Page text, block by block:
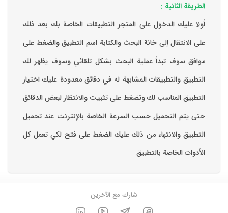
الطريقة الثانية :
‏أولا عليك الدخول على المتجر التطبيقات الخاصة بك ‏بعد ذلك
على الانتقال إلى خانة البحث والكتابة اسم التطبيق والضغط على
موافق ‏سوف تبدأ عملية البحث بشكل تلقائي وسوف يظهر لك
التطبيق والتطبيقات المشابهة له في دقائق معدودة ‏عليك اختيار
التطبيق المناسب لك وتضغط على تثبيت والانتظار لبعض الدقائق
حتى يتم التحميل حسب السرعة الخاصة بالإنترنت ‏عند تحميل
التطبيق والانتهاء من ذلك عليك الضغط على فتح لكي تعمل كل
الأدوات الخاصة بالتطبيق
شارك مع الآخرين